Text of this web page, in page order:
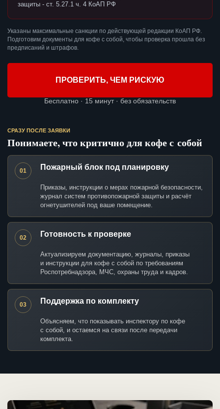
защиты - ст. 5.27.1 ч. 4 КоАП РФ
Указаны максимальные санкции по действующей редакции КоАП РФ.
Подготовим документы для кофе с собой, чтобы проверка прошла без
предписаний и штрафов.
ПРОВЕРИТЬ, ЧЕМ РИСКУЮ
Бесплатно · 15 минут · без обязательств
СРАЗУ ПОСЛЕ ЗАЯВКИ
Понимаете, что критично для кофе с собой
01 Пожарный блок под планировку
Приказы, инструкции о мерах пожарной безопасности,
журнал систем противопожарной защиты и расчёт
огнетушителей под ваше помещение.
02 Готовность к проверке
Актуализируем документацию, журналы, приказы
и инструкции для кофе с собой по требованиям
Роспотребнадзора, МЧС, охраны труда и кадров.
03 Поддержка по комплекту
Объясняем, что показывать инспектору по кофе
с собой, и остаемся на связи после передачи
комплекта.